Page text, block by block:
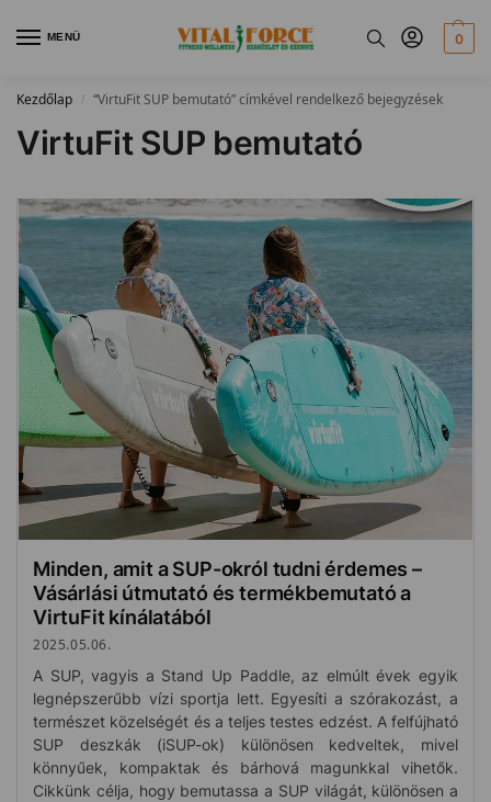
MENÜ 0
Kezdőlap / “VirtuFit SUP bemutató” címkével rendelkező bejegyzések
VirtuFit SUP bemutató
Minden, amit a SUP-okról tudni érdemes –
Vásárlási útmutató és termékbemutató a
VirtuFit kínálatából
2025.05.06.
A SUP, vagyis a Stand Up Paddle, az elmúlt évek egyik
legnépszerűbb vízi sportja lett. Egyesíti a szórakozást, a
természet közelségét és a teljes testes edzést. A felfújható
SUP deszkák (iSUP-ok) különösen kedveltek, mivel
könnyűek, kompaktak és bárhová magunkkal vihetők.
Cikkünk célja, hogy bemutassa a SUP világát, különösen a